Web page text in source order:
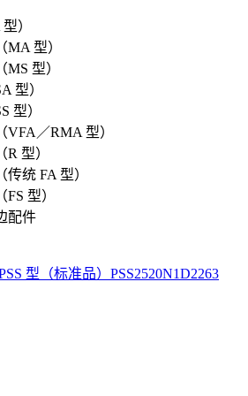
）
MA 型）
型）
型）
型）
VFA／RMA 型）
型）
统 FA 型）
型）
配件
型（标准品） PSS2520N1D2263